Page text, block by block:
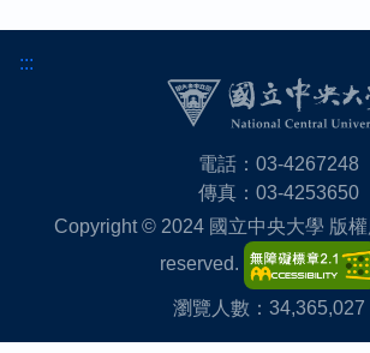
:::
電話：03-4267248
傳真：03-4253650
Copyright © 2024 國立中央大學 版
reserved.
瀏覽人數：34,365,027